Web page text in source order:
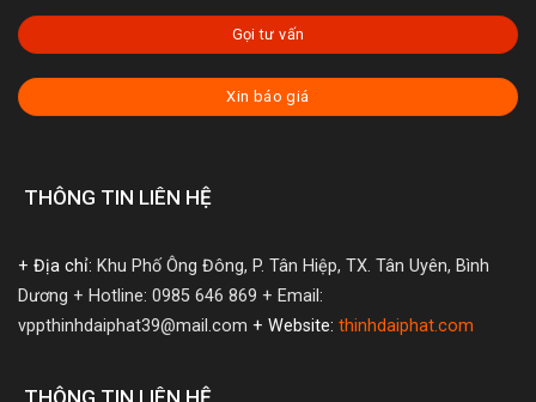
Gọi tư vấn
Xin báo giá
THÔNG TIN LIÊN HỆ
+ Địa chỉ: Khu Phố Ông Đông, P. Tân Hiệp, TX. Tân Uyên, Bình
Dương + Hotline: 0985 646 869 + Email:
vppthinhdaiphat39@mail.com + Website: thinhdaiphat.com
THÔNG TIN LIÊN HỆ